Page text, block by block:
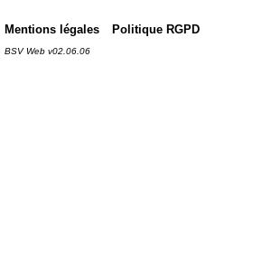
Mentions légales Politique RGPD
BSV Web v02.06.06